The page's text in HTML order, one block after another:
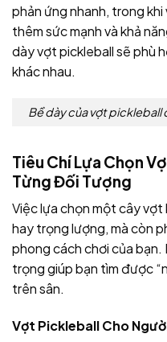
phản ứng nhanh, trong
thêm sức mạnh và khả
dày vợt pickleball sẽ phù
khác nhau.
Bề dày của vợt pickleball
Tiêu Chí Lựa Chọn
Từng Đối Tượng
Việc lựa chọn một cây vợt
hay trọng lượng, mà còn
phong cách chơi của bạn.
trọng giúp bạn tìm được
trên sân.
Vợt Pickleball Cho